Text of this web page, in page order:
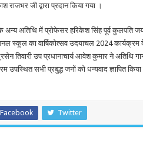
राजभर जी द्वारा प्रदान किया गया ।
अतिथि में प्रोफेसर हरिकेश सिंह पूर्व कुलपति
स्कूल का वार्षिकोत्सव उदयाचल 2024 कार्यक्रम
तिवारी उप प्रधानाचार्य आवेश कुमार ने
उपस्थित सभी प्रबुद्ध जनों को धन्यवाद ज्ञापित
Facebook Twitter